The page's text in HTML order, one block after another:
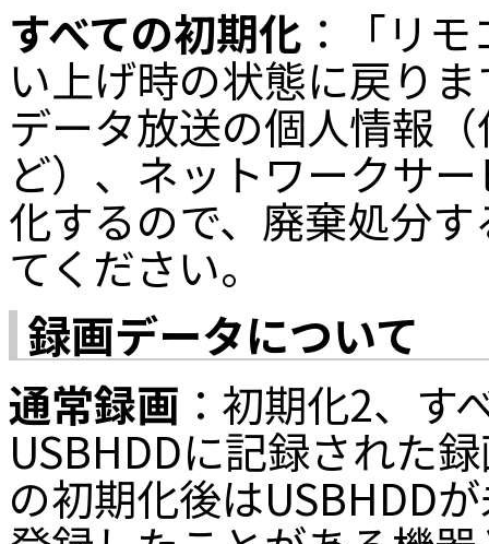
すべての初期化 ：「リ
い上げ時の状態に戻りま
データ放送の個人情報
ど）、ネットワークサ
化するので、廃棄処分
てください。
録画データについて
通常録画 ：初期化2、す
USBHDDに記録された
の初期化後はUSBHDD